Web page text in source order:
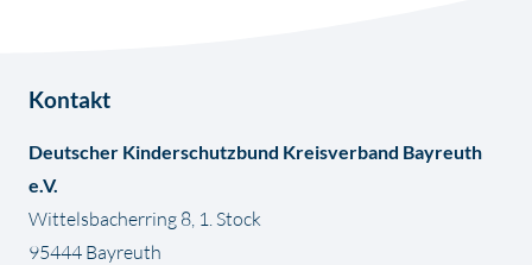
Kontakt
Deutscher Kinderschutzbund Kreisverband Bayreuth
e.V.
Wittelsbacherring 8, 1. Stock
95444 Bayreuth